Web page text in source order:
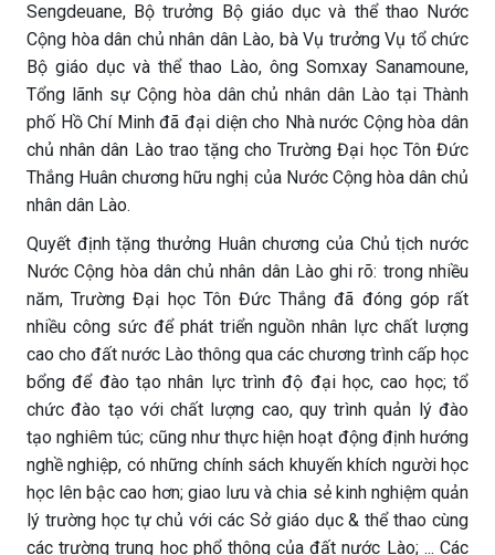
Sengdeuane, Bộ trưởng Bộ giáo dục và thể thao Nước
Cộng hòa dân chủ nhân dân Lào, bà Vụ trưởng Vụ tổ chức
Bộ giáo dục và thể thao Lào, ông Somxay Sanamoune,
Tổng lãnh sự Cộng hòa dân chủ nhân dân Lào tại Thành
phố Hồ Chí Minh đã đại diện cho Nhà nước Cộng hòa dân
chủ nhân dân Lào trao tặng cho Trường Đại học Tôn Đức
Thắng Huân chương hữu nghị của Nước Cộng hòa dân chủ
nhân dân Lào.
Quyết định tặng thưởng Huân chương của Chủ tịch nước
Nước Cộng hòa dân chủ nhân dân Lào ghi rõ: trong nhiều
năm, Trường Đại học Tôn Đức Thắng đã đóng góp rất
nhiều công sức để phát triển nguồn nhân lực chất lượng
cao cho đất nước Lào thông qua các chương trình cấp học
bổng để đào tạo nhân lực trình độ đại học, cao học; tổ
chức đào tạo với chất lượng cao, quy trình quản lý đào
tạo nghiêm túc; cũng như thực hiện hoạt động định hướng
nghề nghiệp, có những chính sách khuyến khích người học
học lên bậc cao hơn; giao lưu và chia sẻ kinh nghiệm quản
lý trường học tự chủ với các Sở giáo dục & thể thao cùng
các trường trung học phổ thông của đất nước Lào; ... Các